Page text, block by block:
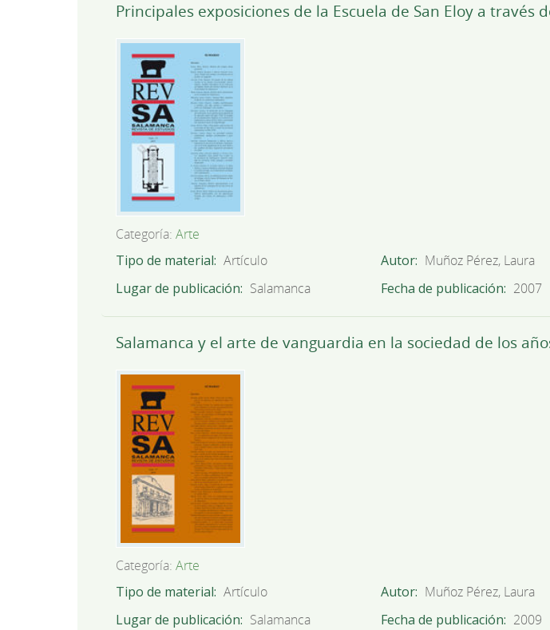
Principales exposiciones de la Escuela de San Eloy a través
Categoría: Arte
Tipo de material Artículo Autor Muñoz Pérez, Laura
Lugar de publicación
Salamanca Fecha de publicación 2007
Salamanca y el arte de vanguardia en la sociedad de los
Categoría: Arte
Tipo de material Artículo Autor Muñoz Pérez, Laura
Lugar de publicación
Salamanca Fecha de publicación 2009